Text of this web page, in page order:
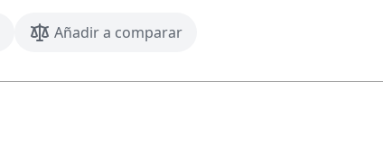
Añadir a comparar